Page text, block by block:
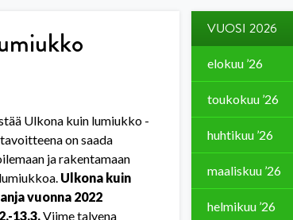
Ulkona kuin lumiukko -
on saada
ja rakentamaan
Ulkona kuin
vuonna 2022
13.3.Viime talvena
VUOSI 2026
elokuu ’26
toukokuu ’26
huhtikuu ’26
maaliskuu ’26
helmikuu ’26